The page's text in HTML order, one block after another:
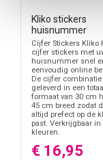
Kliko stickers
huisnummer
Cijfer Stickers Kliko
cijfer stickers met
huisnummer snel
eenvoudig online
De cijfer combinatie
geleverd in een totaal
formaat van 30 cm
45 cm breed zodat
altijd prefect op de
past. Verkrijgbaar in
kleuren.
€ 16,95